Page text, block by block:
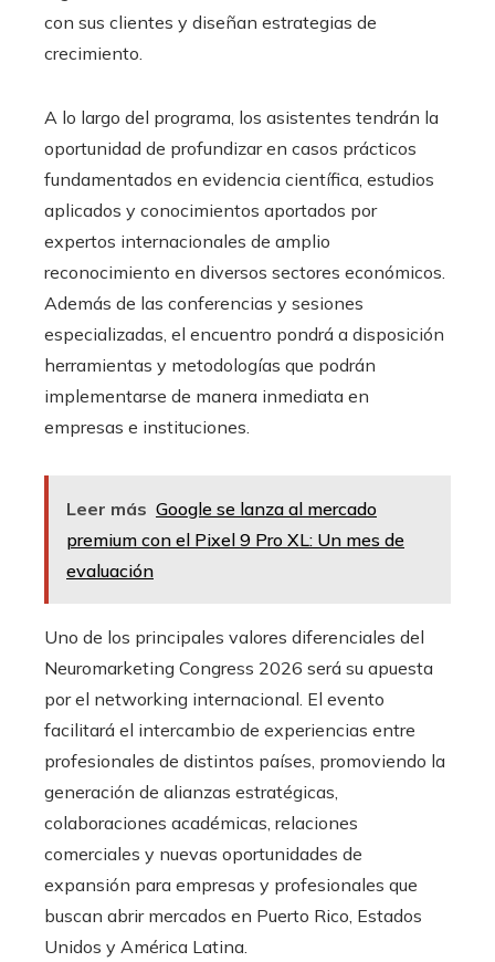
con sus clientes y diseñan estrategias de
crecimiento.
A lo largo del programa, los asistentes tendrán la
oportunidad de profundizar en casos prácticos
fundamentados en evidencia científica, estudios
aplicados y conocimientos aportados por
expertos internacionales de amplio
reconocimiento en diversos sectores económicos.
Además de las conferencias y sesiones
especializadas, el encuentro pondrá a disposición
herramientas y metodologías que podrán
implementarse de manera inmediata en
empresas e instituciones.
Leer más Google se lanza al mercado
premium con el Pixel 9 Pro XL: Un mes de
evaluación
Uno de los principales valores diferenciales del
Neuromarketing Congress 2026 será su apuesta
por el networking internacional. El evento
facilitará el intercambio de experiencias entre
profesionales de distintos países, promoviendo la
generación de alianzas estratégicas,
colaboraciones académicas, relaciones
comerciales y nuevas oportunidades de
expansión para empresas y profesionales que
buscan abrir mercados en Puerto Rico, Estados
Unidos y América Latina.